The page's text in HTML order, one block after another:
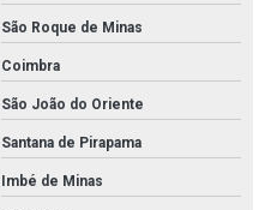
São Roque de Minas
Coimbra
São João do Oriente
Santana de Pirapama
Imbé de Minas